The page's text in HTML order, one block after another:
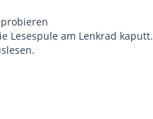
Lesespule am Lenkrad kaputt.